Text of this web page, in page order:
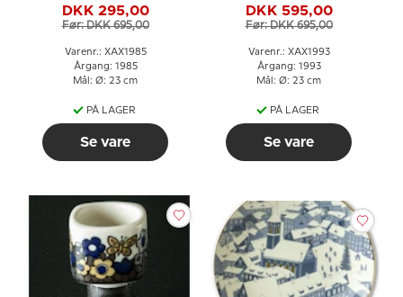
DKK 295,00
Før: DKK 695,00
Varenr.: XAX1985
Årgang: 1985
Mål: Ø: 23 cm
PÅ LAGER
Se vare
DKK 595,00
Før: DKK 695,00
Varenr.: XAX1993
Årgang: 1993
Mål: Ø: 23 cm
PÅ LAGER
Se vare